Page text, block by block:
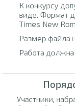
К конкурсу
виде. Формат
Times New
Размер файла
Работа должна
Участники,